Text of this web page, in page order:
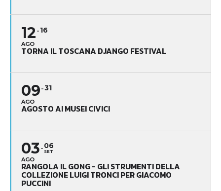
12
AGO
16
TORNA IL TOSCANA DJANGO FESTIVAL
09
AGO
31
AGOSTO AI MUSEI CIVICI
03
AGO
06
SET
RANGOLA IL GONG - GLI STRUMENTI DELLA
COLLEZIONE LUIGI TRONCI PER GIACOMO
PUCCINI